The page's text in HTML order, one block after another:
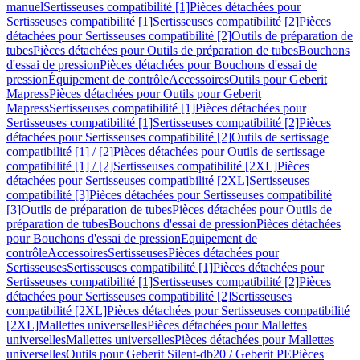
manuelSertisseuses compatibilité [1]Pièces détachées pour
Sertisseuses compatibilité [1]Sertisseuses compatibilité [2]Pièces
détachées pour Sertisseuses compatibilité [2]Outils de préparation de
tubesPièces détachées pour Outils de préparation de tubesBouchons
d'essai de pressionPièces détachées pour Bouchons d'essai de
pressionÉquipement de contrôleAccessoiresOutils pour Geberit
MapressPièces détachées pour Outils pour Geberit
MapressSertisseuses compatibilité [1]Pièces détachées pour
Sertisseuses compatibilité [1]Sertisseuses compatibilité [2]Pièces
détachées pour Sertisseuses compatibilité [2]Outils de sertissage
compatibilité [1] / [2]Pièces détachées pour Outils de sertissage
compatibilité [1] / [2]Sertisseuses compatibilité [2XL]Pièces
détachées pour Sertisseuses compatibilité [2XL]Sertisseuses
compatibilité [3]Pièces détachées pour Sertisseuses compatibilité
[3]Outils de préparation de tubesPièces détachées pour Outils de
préparation de tubesBouchons d'essai de pressionPièces détachées
pour Bouchons d'essai de pressionEquipement de
contrôleAccessoiresSertisseusesPièces détachées pour
SertisseusesSertisseuses compatibilité [1]Pièces détachées pour
Sertisseuses compatibilité [1]Sertisseuses compatibilité [2]Pièces
détachées pour Sertisseuses compatibilité [2]Sertisseuses
compatibilité [2XL]Pièces détachées pour Sertisseuses compatibilité
[2XL]Mallettes universellesPièces détachées pour Mallettes
universellesMallettes universellesPièces détachées pour Mallettes
universellesOutils pour Geberit Silent-db20 / Geberit PEPièces